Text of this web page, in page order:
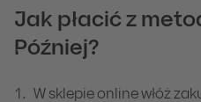
Jak płacić z
Później?
W sklepie online włóż